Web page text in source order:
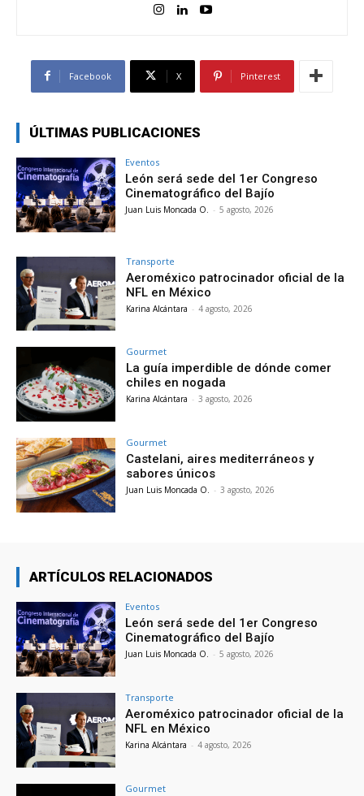
Facebook X Pinterest
ÚLTIMAS PUBLICACIONES
Eventos
León será sede del 1er Congreso
Cinematográfico del Bajío
Juan Luis Moncada O. - 5 agosto, 2026
Transporte
Aeroméxico patrocinador oficial de la
NFL en México
Karina Alcántara - 4 agosto, 2026
Gourmet
La guía imperdible de dónde comer
chiles en nogada
Karina Alcántara - 3 agosto, 2026
Gourmet
Castelani, aires mediterráneos y
sabores únicos
Juan Luis Moncada O. - 3 agosto, 2026
ARTÍCULOS RELACIONADOS
Eventos
León será sede del 1er Congreso
Cinematográfico del Bajío
Juan Luis Moncada O. - 5 agosto, 2026
Transporte
Aeroméxico patrocinador oficial de la
NFL en México
Karina Alcántara - 4 agosto, 2026
Gourmet